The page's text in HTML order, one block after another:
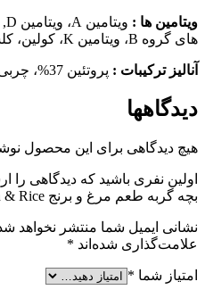
ویتامین ها : ویتامین A، ویتامین D, ویتامین
های گروه B
، ویتامین K، کولین، کلسیم پانتوتتان.
آنالیز ترکیبات : پروتئین 37%، چربی 20%، مواد معدنی 8%، فیبر 3%.
دیدگاهها
هیچ دیدگاهی برای این محصول
اولین نفری باشید که دیدگاهی را
بچه گربه طعم مرغ و برنج Chicken & Rice رفلکس”
نشانی ایمیل شما منتشر نخواهد
علامت‌گذاری شده‌اند *
امتیاز شما *